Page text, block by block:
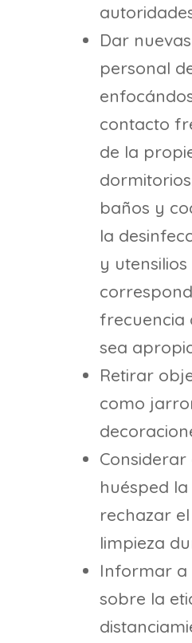
Dar
personal
contacto
de la
baños y
la
y
frecuencia
sea
Retirar
como
huésped
rechazar
limpieza
Informar a
sobre la